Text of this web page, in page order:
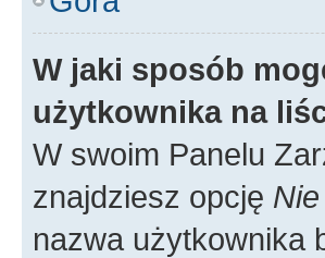
W jaki sposób
użytkownika na
W swoim Panelu
znajdziesz opcję
nazwa użytkownika